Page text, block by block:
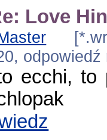
Love
ecchi, to